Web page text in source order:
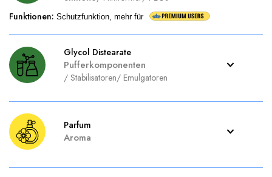
Funktionen: Schutzfunktion, mehr für
Glycol Distearate
Pufferkomponenten
/ Stabilisatoren/ Emulgatoren
Parfum
Aroma